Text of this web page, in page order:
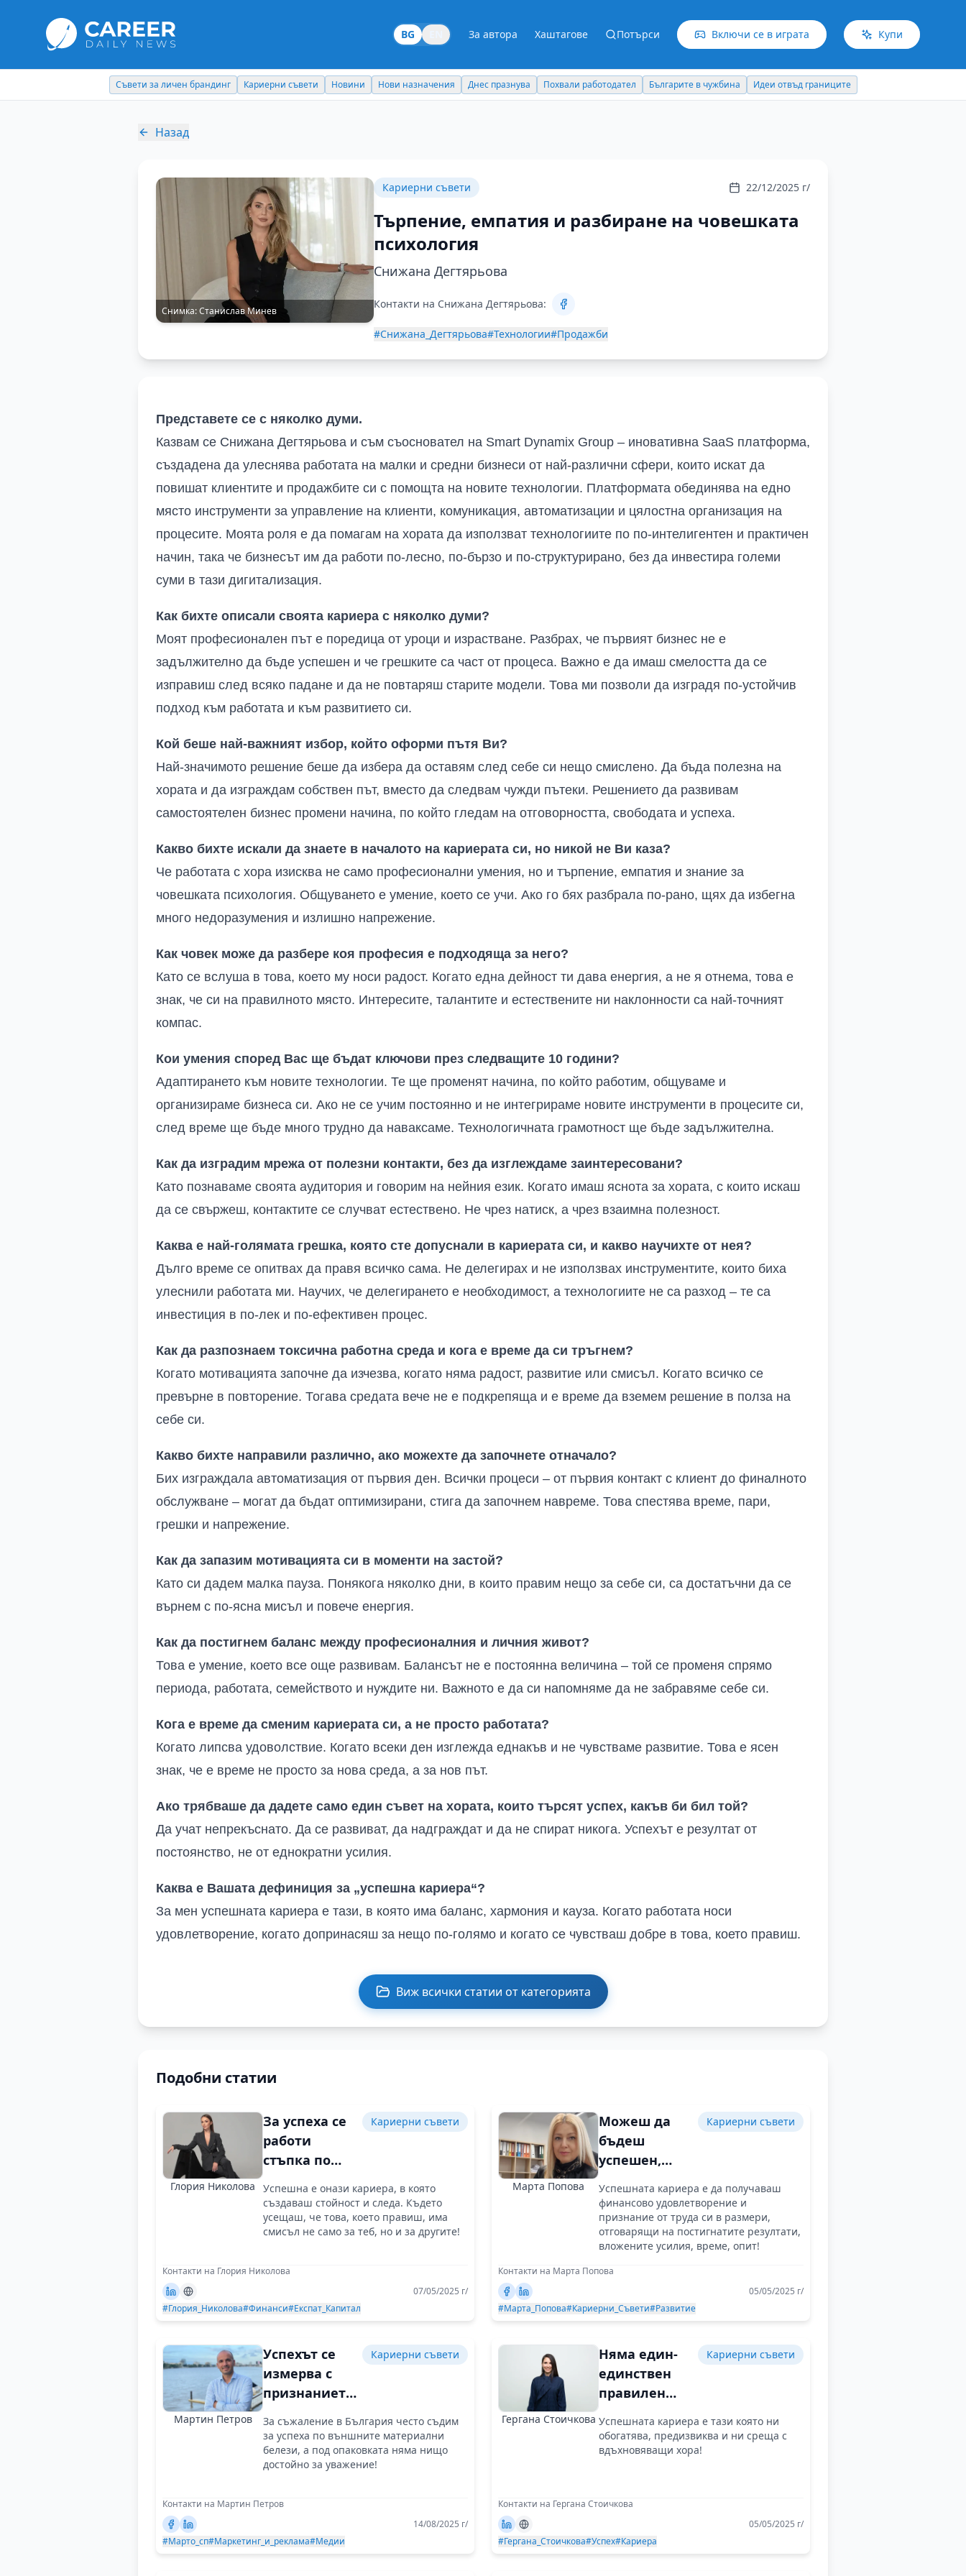
BG За автора Хаштагове Потърси Включи се в играта Купи
Съвети за личен брандинг Кариерни съвети Новини Нови назначения Днес празнува Похвали работодател Българите в чужбина Идеи отвъд границите
Назад
Снимка:Станислав Минев
Кариерни съвети 22/12/2025 г/
Търпение, емпатия и разбиране на човешката
психология
Снижана Дегтярьова
Контакти на Снижана Дегтярьова:
#Снижана_Дегтярьова#Технологии#Продажби
Представете се с няколко думи.
Казвам се Снижана Дегтярьова и съм съосновател на Smart Dynamix Group – иновативна SaaS платформа,
създадена да улеснява работата на малки и средни бизнеси от най-различни сфери, които искат да
повишат клиентите и продажбите си с помощта на новите технологии. Платформата обединява на едно
място инструменти за управление на клиенти, комуникация, автоматизации и цялостна организация на
процесите. Моята роля е да помагам на хората да използват технологиите по по-интелигентен и практичен
начин, така че бизнесът им да работи по-лесно, по-бързо и по-структурирано, без да инвестира големи
суми в тази дигитализация.
Как бихте описали своята кариера с няколко думи?
Моят професионален път е поредица от уроци и израстване. Разбрах, че първият бизнес не е
задължително да бъде успешен и че грешките са част от процеса. Важно е да имаш смелостта да се
изправиш след всяко падане и да не повтаряш старите модели. Това ми позволи да изградя по-устойчив
подход към работата и към развитието си.
Кой беше най-важният избор, който оформи пътя Ви?
Най-значимото решение беше да избера да оставям след себе си нещо смислено. Да бъда полезна на
хората и да изграждам собствен път, вместо да следвам чужди пътеки. Решението да развивам
самостоятелен бизнес промени начина, по който гледам на отговорността, свободата и успеха.
Какво бихте искали да знаете в началото на кариерата си, но никой не Ви каза?
Че работата с хора изисква не само професионални умения, но и търпение, емпатия и знание за
човешката психология. Общуването е умение, което се учи. Ако го бях разбрала по-рано, щях да избегна
много недоразумения и излишно напрежение.
Как човек може да разбере коя професия е подходяща за него?
Като се вслуша в това, което му носи радост. Когато една дейност ти дава енергия, а не я отнема, това е
знак, че си на правилното място. Интересите, талантите и естествените ни наклонности са най-точният
компас.
Кои умения според Вас ще бъдат ключови през следващите 10 години?
Адаптирането към новите технологии. Те ще променят начина, по който работим, общуваме и
организираме бизнеса си. Ако не се учим постоянно и не интегрираме новите инструменти в процесите си,
след време ще бъде много трудно да наваксаме. Технологичната грамотност ще бъде задължителна.
Как да изградим мрежа от полезни контакти, без да изглеждаме заинтересовани?
Като познаваме своята аудитория и говорим на нейния език. Когато имаш яснота за хората, с които искаш
да се свържеш, контактите се случват естествено. Не чрез натиск, а чрез взаимна полезност.
Каква е най-голямата грешка, която сте допуснали в кариерата си, и какво научихте от нея?
Дълго време се опитвах да правя всичко сама. Не делегирах и не използвах инструментите, които биха
улеснили работата ми. Научих, че делегирането е необходимост, а технологиите не са разход – те са
инвестиция в по-лек и по-ефективен процес.
Как да разпознаем токсична работна среда и кога е време да си тръгнем?
Когато мотивацията започне да изчезва, когато няма радост, развитие или смисъл. Когато всичко се
превърне в повторение. Тогава средата вече не е подкрепяща и е време да вземем решение в полза на
себе си.
Какво бихте направили различно, ако можехте да започнете отначало?
Бих изграждала автоматизация от първия ден. Всички процеси – от първия контакт с клиент до финалното
обслужване – могат да бъдат оптимизирани, стига да започнем навреме. Това спестява време, пари,
грешки и напрежение.
Как да запазим мотивацията си в моменти на застой?
Като си дадем малка пауза. Понякога няколко дни, в които правим нещо за себе си, са достатъчни да се
върнем с по-ясна мисъл и повече енергия.
Как да постигнем баланс между професионалния и личния живот?
Това е умение, което все още развивам. Балансът не е постоянна величина – той се променя спрямо
периода, работата, семейството и нуждите ни. Важното е да си напомняме да не забравяме себе си.
Кога е време да сменим кариерата си, а не просто работата?
Когато липсва удоволствие. Когато всеки ден изглежда еднакъв и не чувстваме развитие. Това е ясен
знак, че е време не просто за нова среда, а за нов път.
Ако трябваше да дадете само един съвет на хората, които търсят успех, какъв би бил той?
Да учат непрекъснато. Да се развиват, да надграждат и да не спират никога. Успехът е резултат от
постоянство, не от еднократни усилия.
Каква е Вашата дефиниция за „успешна кариера“?
За мен успешната кариера е тази, в която има баланс, хармония и кауза. Когато работата носи
удовлетворение, когато допринасяш за нещо по-голямо и когато се чувстваш добре в това, което правиш.
Виж всички статии от категорията
Подобни статии
Глория Николова
За успеха се
работи
стъпка по
фокус и
постоянство
Кариерни съвети
Успешна е онази кариера, в която
създаваш стойност и следа. Където
усещаш, че това, което правиш, има
смисъл не само за теб, но и за другите!
Контакти на Глория Николова
07/05/2025 г/
#Глория_Николова#Финанси#Експат_Капитал
Марта Попова
Можеш да
бъдеш
успешен,
обичаш това,
което
правиш
Кариерни съвети
Успешната кариера е да получаваш
финансово удовлетворение и
признание от труда си в размери,
отговарящи на постигнатите резултати,
вложените усилия, време, опит!
Контакти на Марта Попова
05/05/2025 г/
#Марта_Попова#Кариерни_Съвети#Развитие
Мартин Петров
Успехът се
измерва с
признанието
уважението
от хората, с
които
Кариерни съвети
За съжаление в България често съдим
за успеха по външните материални
белези, а под опаковката няма нищо
достойно за уважение!
Контакти на Мартин Петров
14/08/2025 г/
#Марто_сп#Маркетинг_и_реклама#Медии
Гергана Стоичкова
Няма един-
единствен
правилен
кариерно
развитие
Кариерни съвети
Успешната кариера е тази която ни
обогатява, предизвиква и ни среща с
вдъхновяващи хора!
Контакти на Гергана Стоичкова
05/05/2025 г/
#Гергана_Стоичкова#Успех#Кариера